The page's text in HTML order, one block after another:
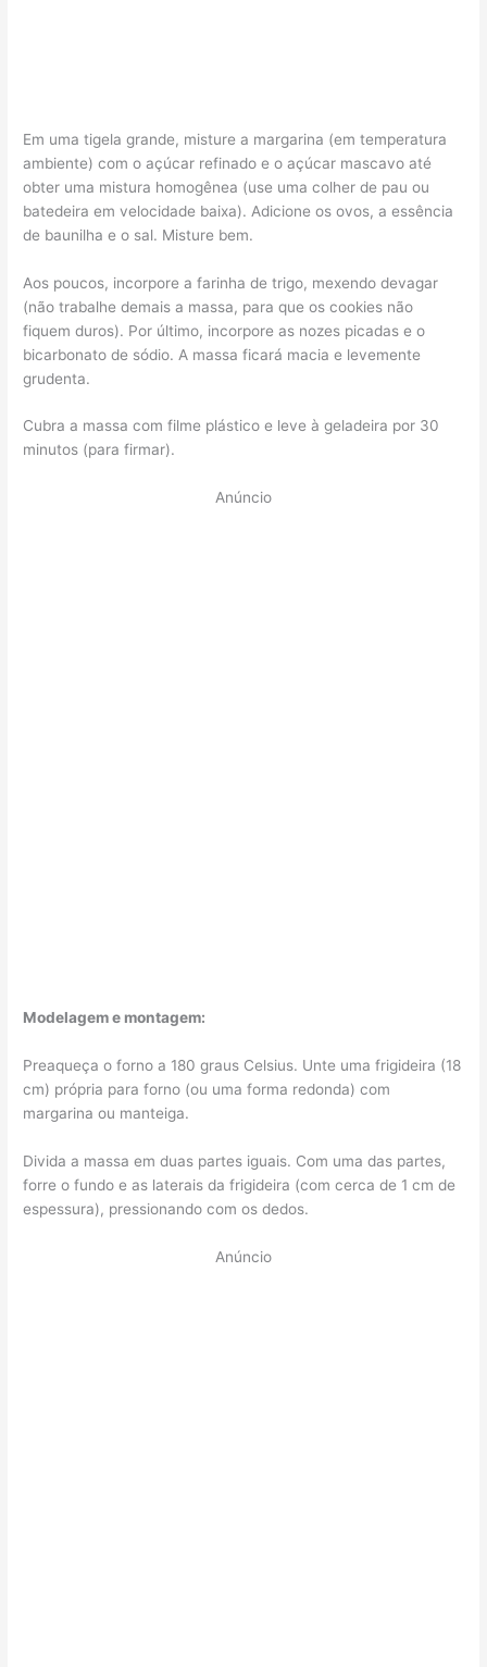
Em uma tigela grande, misture a margarina (em temperatura
ambiente) com o açúcar refinado e o açúcar mascavo até
obter uma mistura homogênea (use uma colher de pau ou
batedeira em velocidade baixa). Adicione os ovos, a essência
de baunilha e o sal. Misture bem.
Aos poucos, incorpore a farinha de trigo, mexendo devagar
(não trabalhe demais a massa, para que os cookies não
fiquem duros). Por último, incorpore as nozes picadas e o
bicarbonato de sódio. A massa ficará macia e levemente
grudenta.
Cubra a massa com filme plástico e leve à geladeira por 30
minutos (para firmar).
Anúncio
Modelagem e montagem:
Preaqueça o forno a 180 graus Celsius. Unte uma frigideira (18
cm) própria para forno (ou uma forma redonda) com
margarina ou manteiga.
Divida a massa em duas partes iguais. Com uma das partes,
forre o fundo e as laterais da frigideira (com cerca de 1 cm de
espessura), pressionando com os dedos.
Anúncio